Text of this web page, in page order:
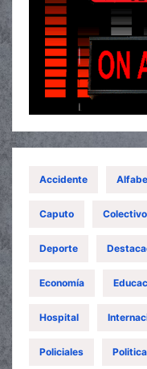
Accidente
Caputo Colectivo
Deporte
Economía
Hospital
Policiales